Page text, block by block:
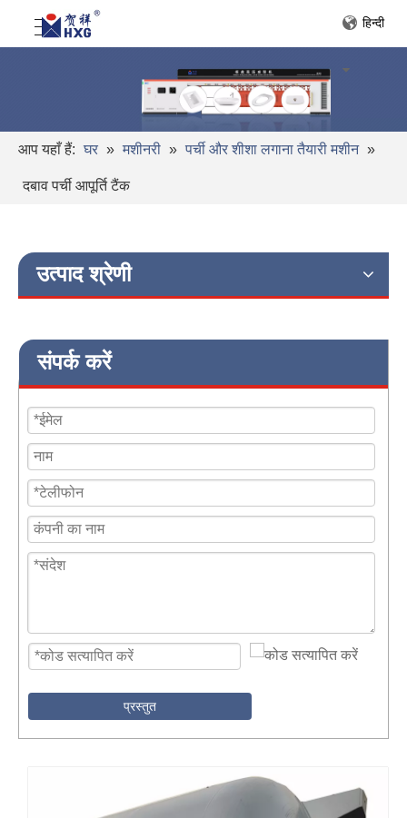
हिन्दी
आप यहाँ हैं: घर » मशीनरी » पर्ची और शीशा लगाना तैयारी मशीन »
दबाव पर्ची आपूर्ति टैंक
उत्पाद श्रेणी
संपर्क करें
प्रस्तुत